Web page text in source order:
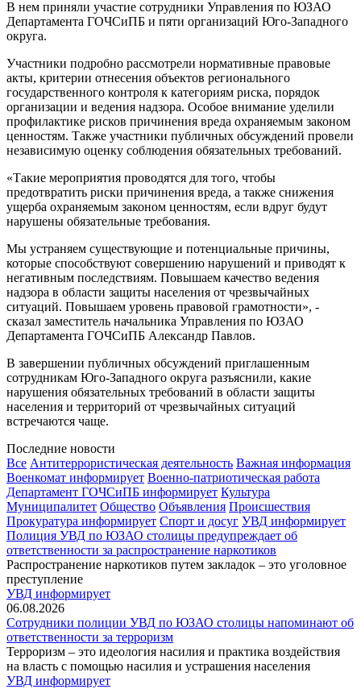
В нем приняли участие сотрудники Управления по ЮЗАО
Департамента ГОЧСиПБ и пяти организаций Юго-Западного
округа.
Участники подробно рассмотрели нормативные правовые
акты, критерии отнесения объектов регионального
государственного контроля к категориям риска, порядок
организации и ведения надзора. Особое внимание уделили
профилактике рисков причинения вреда охраняемым законом
ценностям. Также участники публичных обсуждений провели
независимую оценку соблюдения обязательных требований.
«Такие мероприятия проводятся для того, чтобы
предотвратить риски причинения вреда, а также снижения
ущерба охраняемым законом ценностям, если вдруг будут
нарушены обязательные требования.
Мы устраняем существующие и потенциальные причины,
которые способствуют совершению нарушений и приводят к
негативным последствиям. Повышаем качество ведения
надзора в области защиты населения от чрезвычайных
ситуаций. Повышаем уровень правовой грамотности», -
сказал заместитель начальника Управления по ЮЗАО
Департамента ГОЧСиПБ Александр Павлов.
В завершении публичных обсуждений приглашенным
сотрудникам Юго-Западного округа разъяснили, какие
нарушения обязательных требований в области защиты
населения и территорий от чрезвычайных ситуаций
встречаются чаще.
Последние новости
Все Антитеррористическая деятельность Важная информация
Военкомат информирует Военно-патриотическая работа
Департамент ГОЧСиПБ информирует Культура
Муниципалитет Общество Объявления Происшествия
Прокуратура информирует Спорт и досуг УВД информирует
Полиция УВД по ЮЗАО столицы предупреждает об
ответственности за распространение наркотиков
Распространение наркотиков путем закладок – это уголовное
преступление
УВД информирует
06.08.2026
Сотрудники полиции УВД по ЮЗАО столицы напоминают об
ответственности за терроризм
Терроризм – это идеология насилия и практика воздействия
на власть с помощью насилия и устрашения населения
УВД информирует